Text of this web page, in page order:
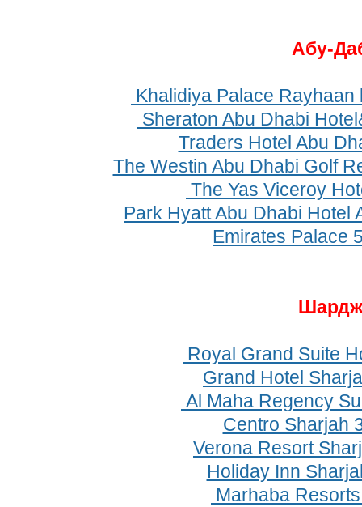
Абу-
Khalidiya Palace Rayhaan
Sheraton Abu Dhabi
Traders Hotel Abu
The Westin Abu Dhabi Golf
The Yas Viceroy
Park Hyatt Abu Dhabi Hotel
Emirates Palace
Royal Grand Suite
Grand Hotel
Al Maha Regency
Centro Sharjah
Verona Resort
Holiday Inn
Marhaba